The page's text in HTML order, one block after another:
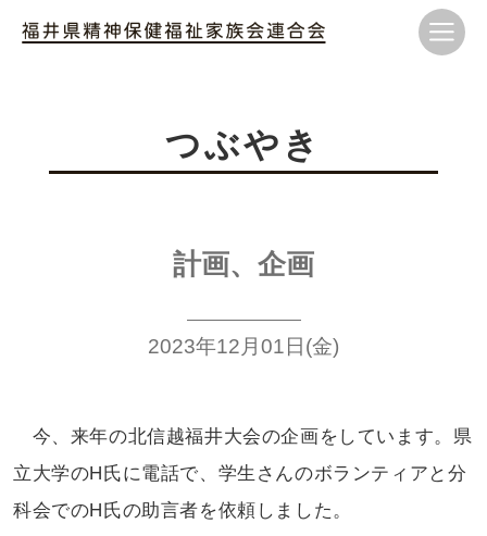
つぶやき
計画、企画
2023年12月01日(金)
今、来年の北信越福井大会の企画をしています。県
立大学のH氏に電話で、学生さんのボランティアと 分
科会でのH氏の助言者を依頼しました。